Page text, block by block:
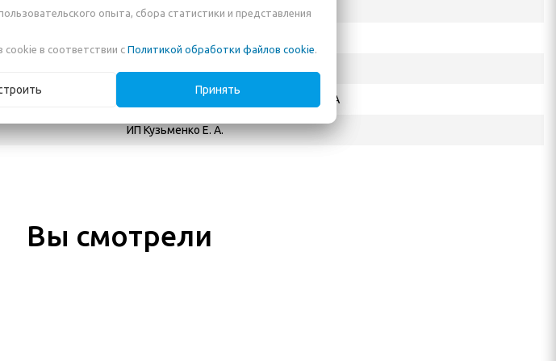
300 мл
No.8, Sunwu Road, Suzhou, Jiangsu, CHINA
ИП Кузьменко Е. А.
Вы смотрели
опыта, сбора статистики и представления
в соответствии с Политикой обработки файлов cookie.
Принять